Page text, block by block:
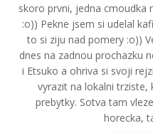
skoro prvni, jedna cmoudka
:o)) Pekne jsem si udelal
to si ziju nad pomery :o))
dnes na zadnou prochazku
i Etsuko a ohriva si svoji
vyrazit na lokalni trziste,
prebytky. Sotva tam
horecka,